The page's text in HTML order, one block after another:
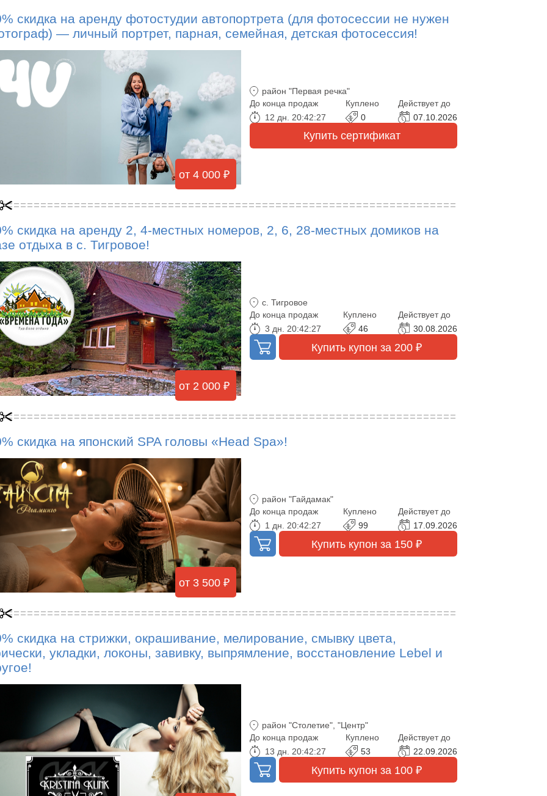
скидка на аренду фотостудии автопортрета (для фотосессии не нужен
— личный портрет, парная, семейная, детская фотосессия!
от 4 000 ₽
район "Первая речка"
До конца продаж
12 дн.
20:42:25
Куплено
0
Действует до
07.10.2026
Купить сертификат
скидка на аренду 2, 4-местных номеров, 2, 6, 28-местных домиков на
отдыха в с. Тигровое!
от 2 000 ₽
с. Тигровое
До конца продаж
3 дн.
20:42:25
Куплено
46
Действует до
30.08.2026
Купить купон за 200 ₽
скидка на японский SPA головы «Head Spa»!
от 3 500 ₽
район "Гайдамак"
До конца продаж
1 дн.
20:42:25
Куплено
99
Действует до
17.09.2026
Купить купон за 150 ₽
скидка на стрижки, окрашивание, мелирование, смывку цвета,
укладки, локоны, завивку, выпрямление, восстановление Lebel и
район "Столетие", "Центр"
До конца продаж
13 дн.
20:42:25
Куплено
53
Действует до
22.09.2026
Купить купон за 100 ₽